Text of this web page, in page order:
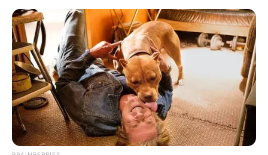
Como fazer um colar de fuxico
moderno e charmoso